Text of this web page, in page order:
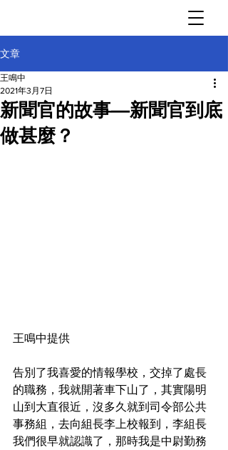
文章
新聞官的故事—新聞官到底
做甚麼？
王鳴中
2021年3月7日
王鳴中提供
告別了我喜愛的情報學校，交掉了處長
的職務，我就開著車下山了，其實陽明
山到大直很近，沒多久就到司令部公共
事務組，去向組長李上校報到，李組長
我們很早就認識了，那時我是中尉勤務